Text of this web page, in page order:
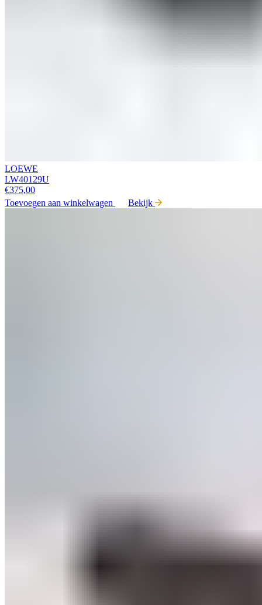
LOEWE
LW40129U
€375,00
Toevoegen aan winkelwagen
Bekijk